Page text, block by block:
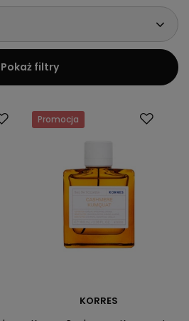
pięknie. Jeśli poszukujecie
pasował do was, z pewnością
internetowym!
Pokaż filtry
Promocja
KORRES